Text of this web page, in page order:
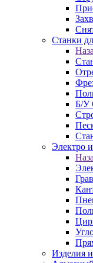
Станки
Б/У
Электро
Изделия